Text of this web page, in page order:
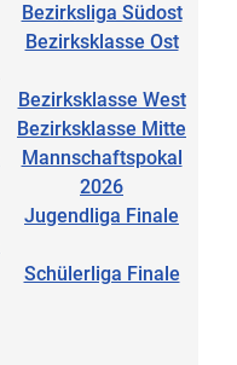
Bezirksliga Südost
Bezirksklasse Ost
Bezirksklasse West
Bezirksklasse Mitte
Mannschaftspokal
2026
Jugendliga Finale
Schülerliga Finale